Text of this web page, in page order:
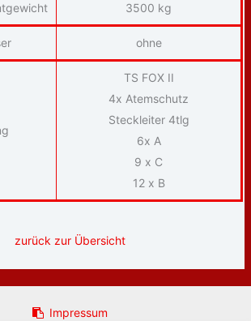
3500 kg
ohne
TS FOX II
4x Atemschutz
Steckleiter 4tlg
6x A
9 x C
12 x B
zurück zur Übersicht
Impressum